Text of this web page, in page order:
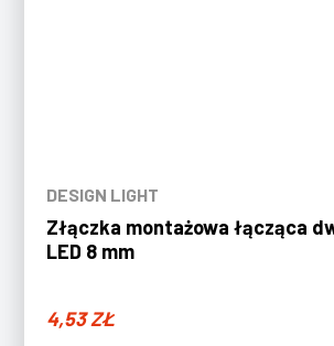
DESIGN LIGHT
Złączka montażowa łącząca
LED 8 mm
4,53ZŁ